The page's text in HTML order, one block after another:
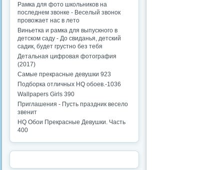
Рамка для фото школьников на
последнем звонке - Веселый звонок
провожает нас в лето
Виньетка и рамка для выпускного в
детском саду - До свиданья, детский
садик, будет грустно без тебя
Детальная цифровая фотография
(2017)
Самые прекрасные девушки 923
Подборка отличных HQ обоев.-1036
Wallpapers Girls 390
Приглашения - Пусть праздник весело
звенит
HQ Обои Прекрасные Девушки. Часть
400